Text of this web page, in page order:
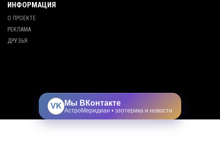
ИНФОРМАЦИЯ
О ПРОЕКТЕ
РЕКЛАМА
ДРУЗЬЯ
VK Мы ВКонтакте
АстроМеридиан • эзотерика и новости